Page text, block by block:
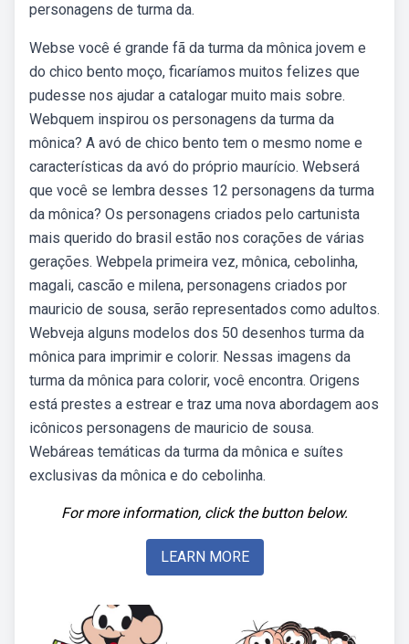
personagens de turma da.
Webse você é grande fã da turma da mônica jovem e
do chico bento moço, ficaríamos muitos felizes que
pudesse nos ajudar a catalogar muito mais sobre.
Webquem inspirou os personagens da turma da
mônica? A avó de chico bento tem o mesmo nome e
características da avó do próprio maurício. Webserá
que você se lembra desses 12 personagens da turma
da mônica? Os personagens criados pelo cartunista
mais querido do brasil estão nos corações de várias
gerações. Webpela primeira vez, mônica, cebolinha,
magali, cascão e milena, personagens criados por
mauricio de sousa, serão representados como adultos.
Webveja alguns modelos dos 50 desenhos turma da
mônica para imprimir e colorir. Nessas imagens da
turma da mônica para colorir, você encontra. Origens
está prestes a estrear e traz uma nova abordagem aos
icônicos personagens de mauricio de sousa.
Webáreas temáticas da turma da mônica e suítes
exclusivas da mônica e do cebolinha.
For more information, click the button below.
LEARN MORE